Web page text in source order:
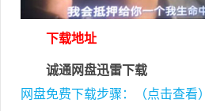
下载地址
诚通网盘迅雷下载
网盘免费下载步骤：（点击查看）